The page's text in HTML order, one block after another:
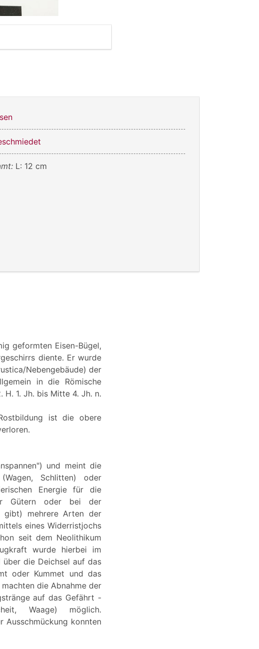
L: 12 cm
geformten Eisen-Bügel,
diente. Er wurde
Nebengebäude) der
in die Römische
1. Jh. bis Mitte 4. Jh. n.
ist die obere
und meint die
Schlitten) oder
Energie für die
Gütern oder bei der
gibt) mehrere Arten der
eines Widerristjochs
seit dem Neolithikum
wurde hierbei im
über die Deichsel auf das
oder Kummet und das
die Abnahme der
auf das Gefährt -
Waage) möglich.
Ausschmückung konnten